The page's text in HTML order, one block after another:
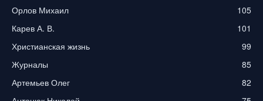
Орлов Михаил
105
Карев А. В.
101
Христианская жизнь
99
Журналы
85
Артемьев Олег
82